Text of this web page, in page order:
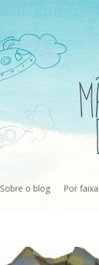
Sobre o blog Por